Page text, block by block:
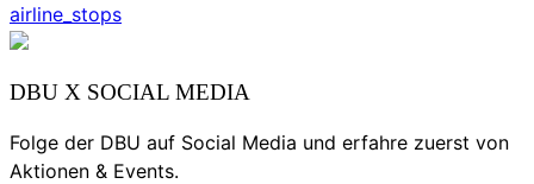
airline_stops
DBU X SOCIAL MEDIA
Folge der DBU auf Social Media und erfahre zuerst von
Aktionen & Events.